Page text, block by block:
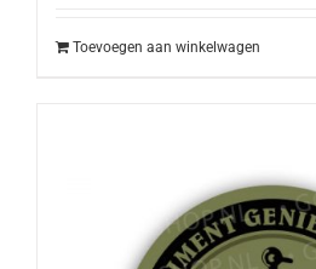
Toevoegen aan winkelwagen